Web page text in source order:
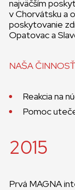
najväčším
v Chorvátsku a
poskytovanie
Opatovac a
NAŠA ČINNOSŤ
Reakcia na
Pomoc
2015
Prvá MAGNA